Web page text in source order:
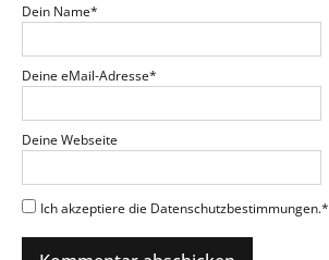
Dein Name*
Deine eMail-Adresse*
Deine Webseite
Ich akzeptiere die Datenschutzbestimmungen.*